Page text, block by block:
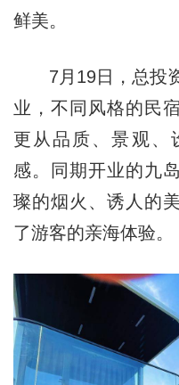
鲜美。
7月19日，总投资
业，不同风格的民
更从品质、景观、
感。同期开业的九
璨的烟火、诱人的
了游客的亲海体验。